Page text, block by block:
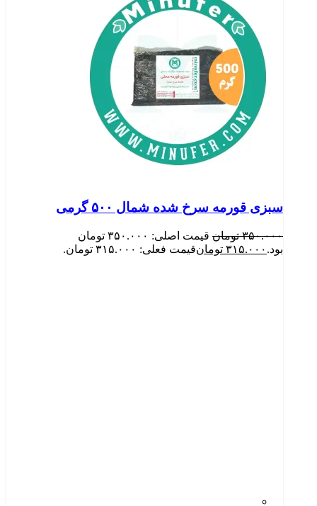
سبزی قورمه سرخ شده شمال ۵۰۰ گرمی
۳۵۰.۰۰۰ تومان
قیمت اصلی: ۳۵۰.۰۰۰ تومان
بود. ۳۱۵.۰۰۰ تومانقیمت فعلی: ۳۱۵.۰۰۰ تومان.